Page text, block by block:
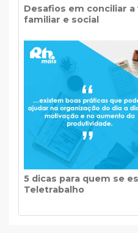
Desafios em conciliar
familiar e social
5 dicas para quem se
Teletrabalho